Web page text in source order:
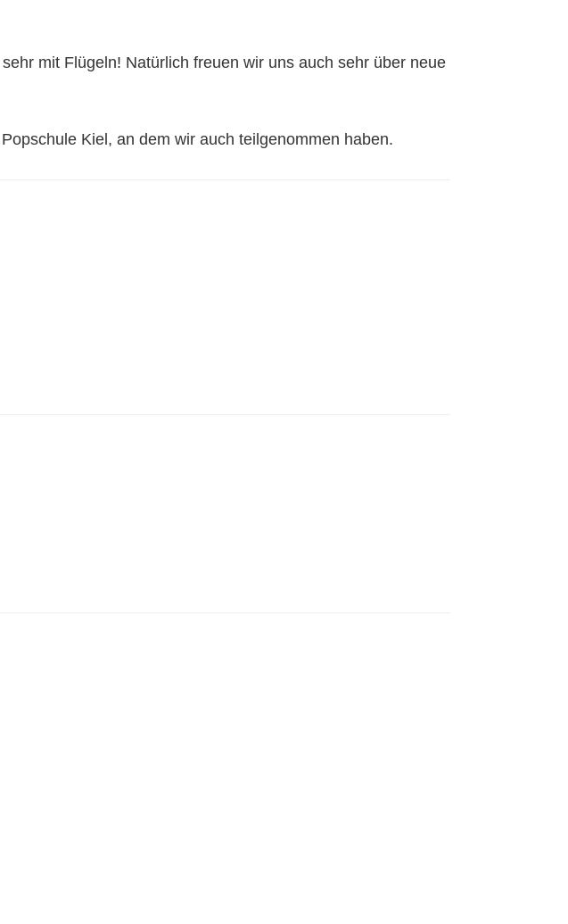
mit Flügeln! Natürlich freuen wir uns auch sehr über neue
Kiel, an dem wir auch teilgenommen haben.